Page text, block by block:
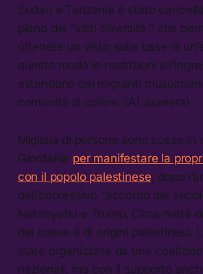
Sudan e Tanzania è stato
piano dei “visti diversità,” che
ottenere un visto sulla base di
questo modo le restrizioni
estendono dai migranti
comunità di colore. (Al Jazeera)
Migliaia di persone sono scese in
Giordania per manifestare la
con il popolo palestinese, dopo
dell’oppressivo “accordo del
Netanyahu e Trump. Circa metà
del paese è di origini palestinesi.
state organizzate da una
nazionali, ma con il supporto